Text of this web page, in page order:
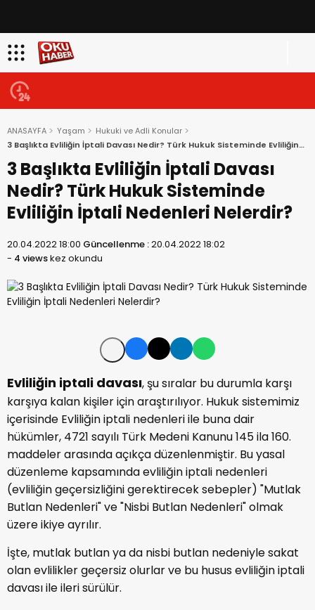
ANASAYFA Yaşam
Hukuki ve Adli Konular
3 Başlıkta Evliliğin İptali Davası Nedir? Türk Hukuk Sisteminde Evliliğin
İptali Nedenleri Nelerdir?
3 Başlıkta Evliliğin İptali Davası
Nedir? Türk Hukuk Sisteminde
Evliliğin İptali Nedenleri Nelerdir?
20.04.2022 18:00 Güncellenme :20.04.2022 18:02
- 4 viewskez okundu
Evliliğin iptali davası, şu sıralar bu durumla karşı
karşıya kalan kişiler için araştırılıyor. Hukuk sistemimiz
içerisinde Evliliğin iptali nedenleri ile buna dair
hükümler, 4721 sayılı Türk Medeni Kanunu 145 ila 160.
maddeler arasında açıkça düzenlenmiştir. Bu yasal
düzenleme kapsamında evliliğin iptali nedenleri
(evliliğin geçersizliğini gerektirecek sebepler) "Mutlak
Butlan Nedenleri" ve "Nisbi Butlan Nedenleri" olmak
üzere ikiye ayrılır.
İşte, mutlak butlan ya da nisbi butlan nedeniyle sakat
olan evlilikler geçersiz olurlar ve bu husus evliliğin iptali
davası ile ileri sürülür.